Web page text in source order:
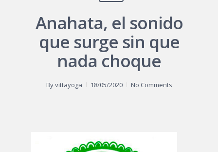
Anahata, el sonido
que surge sin que
nada choque
Byvittayoga 18/05/2020 No Comments